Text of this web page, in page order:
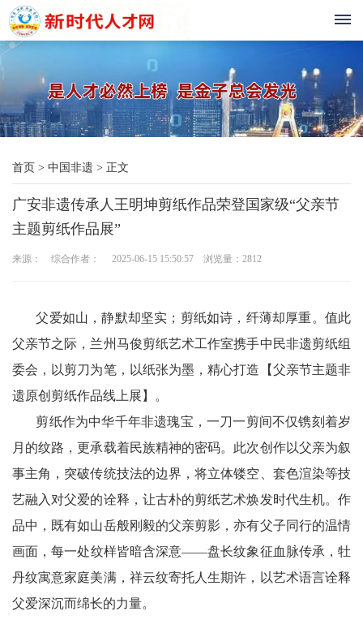
页
现
代
教
农
科
技
中
国
遗
新
首页 > 中国非遗 > 正文
广安非遗传承人王明坤剪纸作品荣登国家级“父亲节
主题剪纸作品展”
来源： 综合作者： 2025-06-15 15:50:57 浏览量： 2812
父爱如山，静默却坚实；剪纸如诗，纤薄却厚重。值此
父亲节之际，兰州马俊剪纸艺术工作室携手中民非遗剪纸组
委会，以剪刀为笔，以纸张为墨，精心打造【父亲节主题非
遗原创剪纸作品线上展】。
剪纸作为中华千年非遗瑰宝，一刀一剪间不仅镌刻着岁
月的纹路，更承载着民族精神的密码。此次创作以父亲为叙
事主角，突破传统技法的边界，将立体镂空、套色渲染等技
艺融入对父爱的诠释，让古朴的剪纸艺术焕发时代生机。作
品中，既有如山岳般刚毅的父亲剪影，亦有父子同行的温情
画面，每一处纹样皆暗含深意——盘长纹象征血脉传承，牡
丹纹寓意家庭美满，祥云纹寄托人生期许，以艺术语言诠释
父爱深沉而绵长的力量。